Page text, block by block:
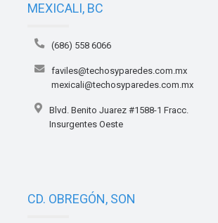
MEXICALI, BC
(686) 558 6066
faviles@techosyparedes.com.mx
mexicali@techosyparedes.com.mx
Blvd. Benito Juarez #1588-1 Fracc.
Insurgentes Oeste
CD. OBREGÓN, SON